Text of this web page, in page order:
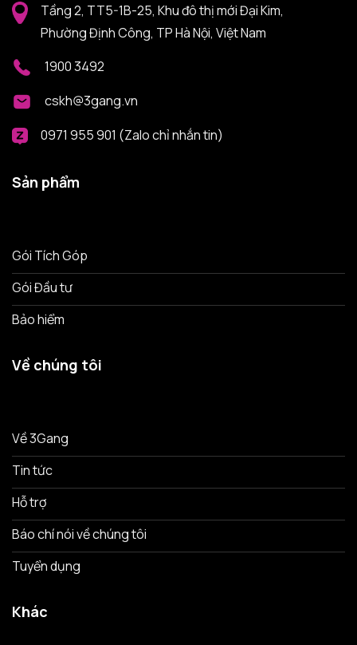
Tầng 2, TT5-1B-25, Khu đô thị mới Đại Kim,
Phường Định Công, TP Hà Nội, Việt Nam
1900 3492
cskh@3gang.vn
0971 955 901 (Zalo chỉ nhắn tin)
Sản phẩm
Gói Tích Góp
Gói Đầu tư
Bảo hiểm
Về chúng tôi
Về 3Gang
Tin tức
Hỗ trợ
Báo chí nói về chúng tôi
Tuyển dụng
Khác